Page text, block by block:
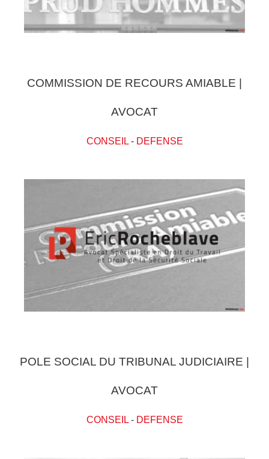
COMMISSION DE RECOURS AMIABLE |
AVOCAT
CONSEIL- DEFENSE
POLE SOCIAL DU TRIBUNAL JUDICIAIRE |
AVOCAT
CONSEIL- DEFENSE